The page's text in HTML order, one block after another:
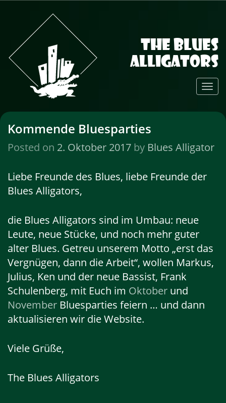
The Blues
Alligators
Toggle
Kommende Bluesparties
Posted on 2. Oktober 2017 by Blues Alligator
Liebe Freunde des Blues, liebe Freunde der
Blues Alligators,
die Blues Alligators sind im Umbau: neue
Leute, neue Stücke, und noch mehr guter
alter Blues. Getreu unserem Motto „erst das
Vergnügen, dann die Arbeit“, wollen Markus,
Julius, Ken und der neue Bassist, Frank
Schulenberg, mit Euch im Oktober und
November Bluesparties feiern … und dann
aktualisieren wir die Website.
Viele Grüße,
The Blues Alligators